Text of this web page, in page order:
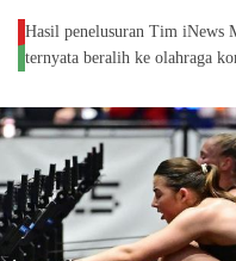
Hasil penelusuran Tim iNews
ternyata beralih ke olahraga